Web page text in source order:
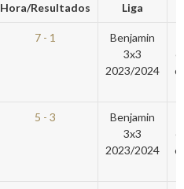
Hora/Resultados Liga
7 - 1
Benjamin
3x3
2023/2024
5 - 3
Benjamin
3x3
2023/2024